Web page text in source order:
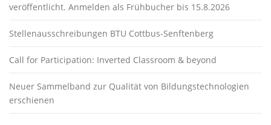
veröffentlicht. Anmelden als Frühbucher bis 15.8.2026
Stellenausschreibungen BTU Cottbus-Senftenberg
Call for Participation: Inverted Classroom & beyond
Neuer Sammelband zur Qualität von Bildungstechnologien
erschienen